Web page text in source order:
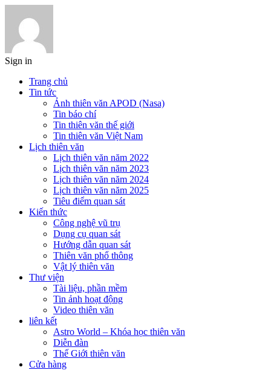
Sign in
Trang chủ
Tin tức
Ảnh thiên văn APOD (Nasa)
Tin báo chí
Tin thiên văn thế giới
Tin thiên văn Việt Nam
Lịch thiên văn
Lịch thiên văn năm 2022
Lịch thiên văn năm 2023
Lịch thiên văn năm 2024
Lịch thiên văn năm 2025
Tiêu điểm quan sát
Kiến thức
Công nghệ vũ trụ
Dụng cụ quan sát
Hướng dẫn quan sát
Thiên văn phổ thông
Vật lý thiên văn
Thư viện
Tài liệu, phần mềm
Tin ảnh hoạt động
Video thiên văn
liên kết
Astro World – Khóa học thiên văn
Diễn đàn
Thế Giới thiên văn
Cửa hàng